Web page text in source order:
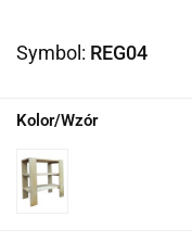
Symbol: REG04
Kolor/Wzór